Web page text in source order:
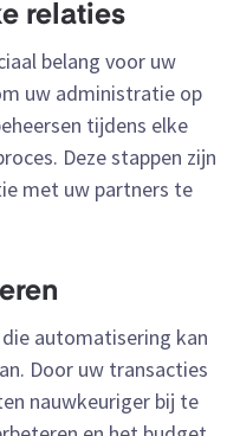
relaties
belang voor uw
uw administratie op
tijdens elke
Deze stappen zijn
met uw partners te
automatisering kan
Door uw transacties
nauwkeuriger bij te